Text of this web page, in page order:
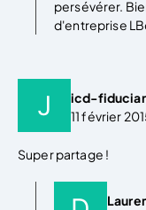
persévérer.
d'entreprise
icd-
11 février
Super partage !